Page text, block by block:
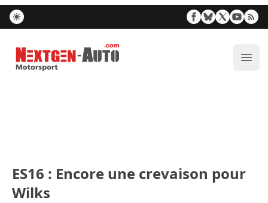
Nextgen-Auto.com
ES16 : Encore une crevaison pour
Wilks